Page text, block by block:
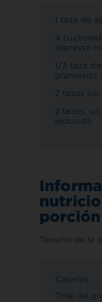
1 taza de
4
espresso
1/3 taza
granulado
2 tazas
2 tazas,
reducida
porción
Tamaño de la
Calorías
Total de